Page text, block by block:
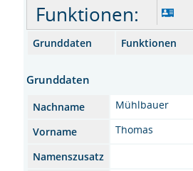
Funktionen:
Grunddaten Funktionen
Grunddaten
Nachname
Mühlbauer
Vorname
Thomas
Namenszusatz